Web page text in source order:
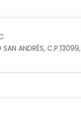
ANDRÉS,